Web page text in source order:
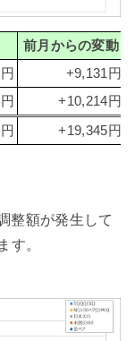
前月からの変動
+9,131円
+10,214円
+19,345円
整額が発生して
す。